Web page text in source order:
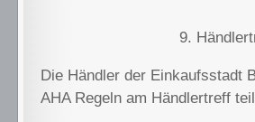
9.
Die Händler der Einkaufsstadt
AHA Regeln am Händlertreff